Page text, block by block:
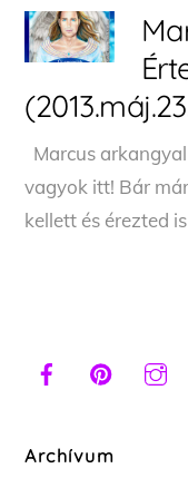
Marcus
vagyok itt! Bár
kellett és érezted
Archívum